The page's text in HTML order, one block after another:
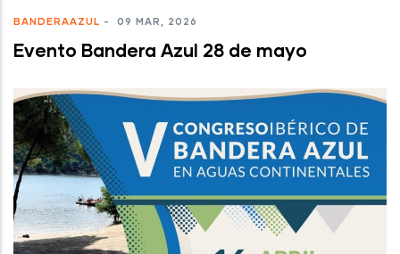
BANDERAAZUL - 09 MAR, 2026
Evento Bandera Azul 28 de mayo